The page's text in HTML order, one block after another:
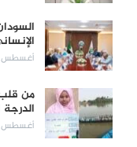
أغسطس 6, 2026
من
الدرجة
أغسطس 6, 2026